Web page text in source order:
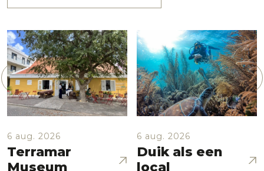
6 aug. 2026
Terramar
Museum
6 aug. 2026
Duik als een
local